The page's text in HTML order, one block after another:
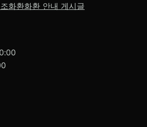
화환화환 안내 게시글